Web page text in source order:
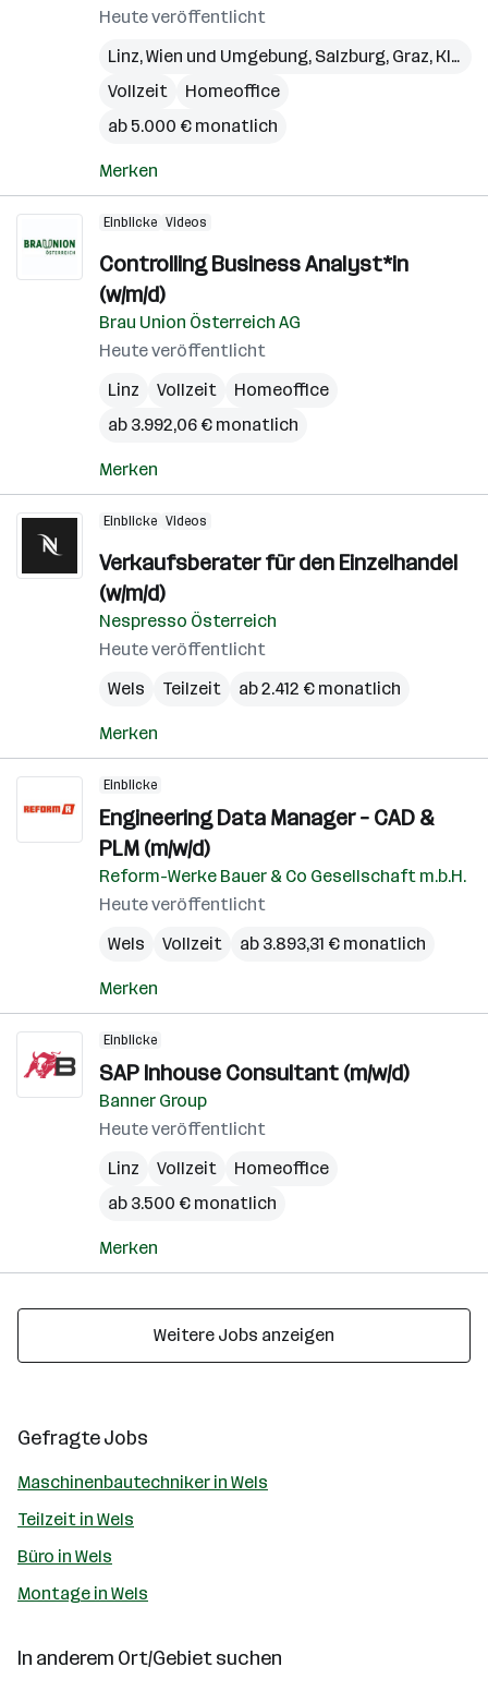
Heute veröffentlicht
Linz,Wien und Umgebung, Salzburg, Graz, Klagenfurt
Vollzeit
Homeoffice
ab 5.000 € monatlich
Merken
Einblicke Videos
Controlling Business Analyst*in
(w/m/d)
Brau Union Österreich AG
Heute veröffentlicht
Linz
Vollzeit
Homeoffice
ab 3.992,06 € monatlich
Merken
Einblicke Videos
Verkaufsberater für den Einzelhandel
(w/m/d)
Nespresso Österreich
Heute veröffentlicht
Wels
Teilzeit ab 2.412 € monatlich
Merken
Einblicke
Engineering Data Manager – CAD &
PLM (m/w/d)
Reform-Werke Bauer & Co Gesellschaft m.b.H.
Heute veröffentlicht
Wels
Vollzeit ab 3.893,31 € monatlich
Merken
Einblicke
SAP Inhouse Consultant (m/w/d)
Banner Group
Heute veröffentlicht
Linz
Vollzeit
Homeoffice
ab 3.500 € monatlich
Merken
Weitere Jobs anzeigen
Gefragte Jobs
Maschinenbautechniker in Wels
Teilzeit in Wels
Büro in Wels
Montage in Wels
In anderem Ort/Gebiet suchen